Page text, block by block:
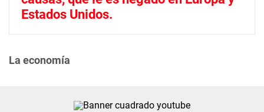
Estados Unidos.
La economía